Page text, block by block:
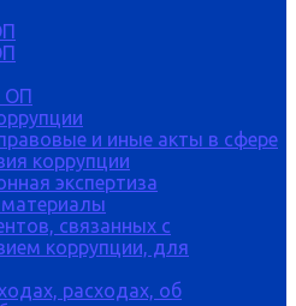
ОП
и иные акты в сфере
коррупции
экспертиза
связанных с
коррупции, для
расходах, об